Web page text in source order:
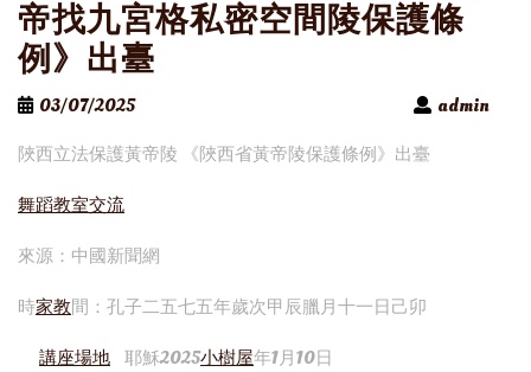
帝找九宮格私密空間陵保護條
例》出臺
03/07/2025
admin
陜西立法保護黃帝陵 《陜西省黃帝陵保護條例》出臺
舞蹈教室交流
來源：中國新聞網
時家教間：孔子二五七五年歲次甲辰臘月十一日己卯
講座場地 耶穌2025小樹屋年1月10日